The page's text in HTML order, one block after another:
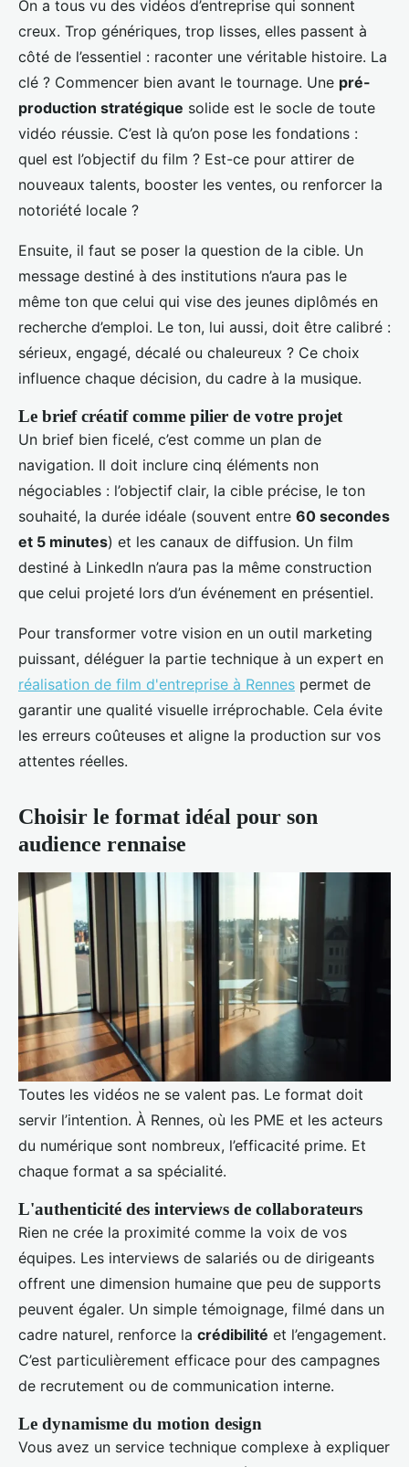
On a tous vu des vidéos d’entreprise qui sonnent
creux. Trop génériques, trop lisses, elles passent à
côté de l’essentiel : raconter une véritable histoire. La
clé ? Commencer bien avant le tournage. Une pré-
production stratégique solide est le socle de toute
vidéo réussie. C’est là qu’on pose les fondations :
quel est l’objectif du film ? Est-ce pour attirer de
nouveaux talents, booster les ventes, ou renforcer la
notoriété locale ?
Ensuite, il faut se poser la question de la cible. Un
message destiné à des institutions n’aura pas le
même ton que celui qui vise des jeunes diplômés en
recherche d’emploi. Le ton, lui aussi, doit être calibré :
sérieux, engagé, décalé ou chaleureux ? Ce choix
influence chaque décision, du cadre à la musique.
Le brief créatif comme pilier de votre projet
Un brief bien ficelé, c’est comme un plan de
navigation. Il doit inclure cinq éléments non
négociables : l’objectif clair, la cible précise, le ton
souhaité, la durée idéale (souvent entre 60 secondes
et 5 minutes) et les canaux de diffusion. Un film
destiné à LinkedIn n’aura pas la même construction
que celui projeté lors d’un événement en présentiel.
Pour transformer votre vision en un outil marketing
puissant, déléguer la partie technique à un expert en
réalisation de film d'entreprise à Rennes permet de
garantir une qualité visuelle irréprochable. Cela évite
les erreurs coûteuses et aligne la production sur vos
attentes réelles.
Choisir le format idéal pour son
audience rennaise
Toutes les vidéos ne se valent pas. Le format doit
servir l’intention. À Rennes, où les PME et les acteurs
du numérique sont nombreux, l’efficacité prime. Et
chaque format a sa spécialité.
L'authenticité des interviews de collaborateurs
Rien ne crée la proximité comme la voix de vos
équipes. Les interviews de salariés ou de dirigeants
offrent une dimension humaine que peu de supports
peuvent égaler. Un simple témoignage, filmé dans un
cadre naturel, renforce la crédibilité et l’engagement.
C’est particulièrement efficace pour des campagnes
de recrutement ou de communication interne.
Le dynamisme du motion design
Vous avez un service technique complexe à expliquer